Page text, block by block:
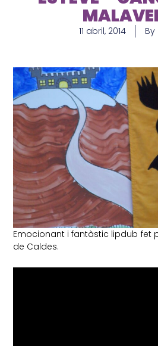
11 abril, 2014 By
Emocionant i fantàstic lipdub fet
de Caldes.